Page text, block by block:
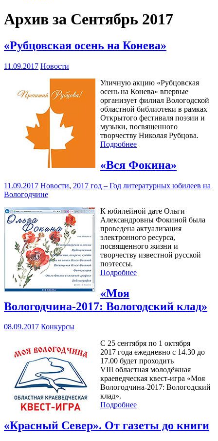
Архив за Сентябрь 2017
«Рубцовская осень на Конева»
11.09.2017 Новости
Уличную акцию «Рубцовская
осень на Конева» впервые
организует филиал Вологодской
областной библиотеки в рамках
Открытого фестиваля поэзии и
музыки, посвященного
творчеству Николая Рубцова.
Подробнее
«Вся Фокина»
11.09.2017 Новости, 2017 год – Год литературных юбилеев на
Вологодчине
К юбилейной дате Ольги
Александровны Фокиной была
проведена актуализация
электронного ресурса,
посвященного жизни и
творчеству известной русской
поэтессы.
Подробнее
«Моя
Вологодчина-2017: Вологодский клад»
08.09.2017 Конкурсы
С 25 сентября по 1 октября
2017 года ежедневно с 14.30 до
17.00 будет проходить
VIII областная молодёжная
краеведческая квест-игра «Моя
Вологодчина-2017: Вологодский
клад».
Подробнее
«Красный Север». От газеты до книги